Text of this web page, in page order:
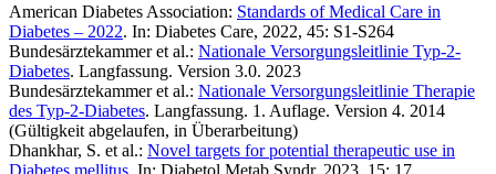
American Diabetes Association: Standards of Medical Care in
Diabetes – 2022. In: Diabetes Care, 2022, 45: S1-S264
Bundesärztekammer et al.: Nationale Versorgungsleitlinie Typ-2-
Diabetes. Langfassung. Version 3.0. 2023
Bundesärztekammer et al.: Nationale Versorgungsleitlinie Therapie
des Typ-2-Diabetes. Langfassung. 1. Auflage. Version 4. 2014
(Gültigkeit abgelaufen, in Überarbeitung)
Dhankhar, S. et al.: Novel targets for potential therapeutic use in
Diabetes mellitus. In: Diabetol Metab Syndr, 2023, 15: 17